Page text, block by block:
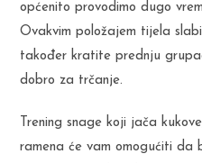
općenito provodimo dugo
Ovakvim položajem tijela
također kratite prednju
dobro za trčanje.
Trening snage koji jača
ramena će vam omogućiti da